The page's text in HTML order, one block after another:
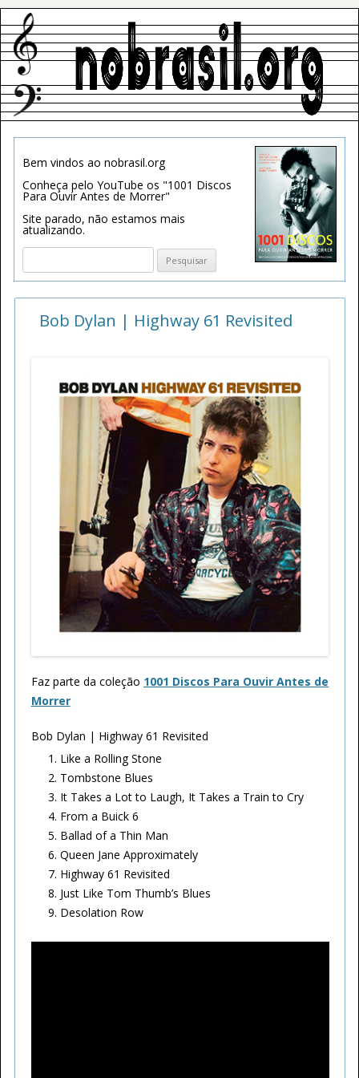
Bem vindos ao nobrasil.org
Conheça pelo YouTube os "1001 Discos
Para Ouvir Antes de Morrer"
Site parado, não estamos mais
atualizando.
Pesquisar
Bob Dylan | Highway 61 Revisited
Faz parte da coleção 1001 Discos Para Ouvir Antes de
Morrer
Bob Dylan | Highway 61 Revisited
Like a Rolling Stone
Tombstone Blues
It Takes a Lot to Laugh, It Takes a Train to Cry
From a Buick 6
Ballad of a Thin Man
Queen Jane Approximately
Highway 61 Revisited
Just Like Tom Thumb’s Blues
Desolation Row